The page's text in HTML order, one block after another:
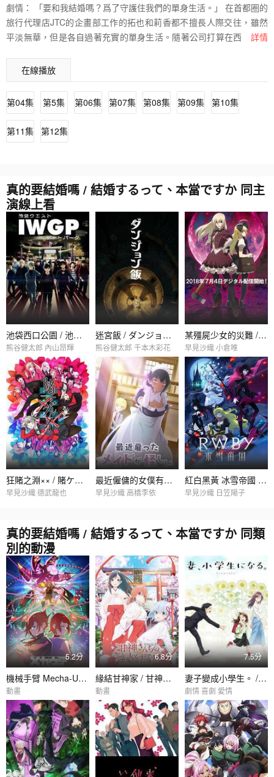
劇情：
「要和我結婚嗎？爲了守護住我們的單身生活。」 在首都圈的
旅行代理店JTC的企畫部工作的拓也和莉香都不擅長人際交往，雖然
平淡無華，但是各自過著充實的單身生活。隨著公司打算在西伯利亞
出了某個計劃……幾乎沒說過話的兩個人，在短短365天之後就要結
婚了!?
詳情
在線播放
第04集 第5集 第06集 第07集 第08集 第09集 第10集
第11集 第12集
真的要結婚嗎 / 結婚するって、本當ですか 同主
演線上看
池袋西口公園 / 池袋ウエストゲートパーク
熊谷健太郎 內山昂輝
迷宮飯 / ダンジョン飯
熊谷健太郎 千本木彩花
某殭屍少女的災難 / あるゾンビ少女の災難
早見沙織 小倉唯
狂賭之淵×× / 賭ケグルイ××
早見沙織 德武龍也
最近僱傭的女僕有點奇怪 / 最近僱ったメイドが怪しい
早見沙織 高橋李依
紅白黑黃 冰雪帝國 / RWBY 氷雪帝國
早見沙織 日笠陽子
真的要結婚嗎 / 結婚するって、本當ですか 同類
別的動漫
5.2分
機械手臂 Mecha-Ude / メカウデ
動畫
6.8分
緣結甘神家 / 甘神さんちの縁結び
動畫
7.5分
妻子變成小學生。 / 妻、小學生になる。
劇情 喜劇 愛情